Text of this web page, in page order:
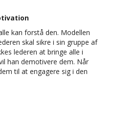
kan forstå den. Modellen
skal sikre i sin gruppe af
lederen at bringe alle i
han demotivere dem. Når
til at engagere sig i den